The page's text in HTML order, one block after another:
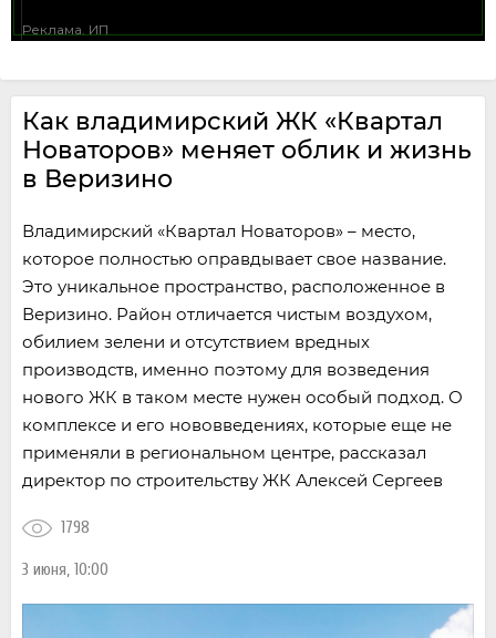
Как владимирский ЖК «Квартал
Новаторов» меняет облик и жизнь
в Веризино
Владимирский «Квартал Новаторов» – место,
которое полностью оправдывает свое название.
Это уникальное пространство, расположенное в
Веризино. Район отличается чистым воздухом,
обилием зелени и отсутствием вредных
производств, именно поэтому для возведения
нового ЖК в таком месте нужен особый подход. О
комплексе и его нововведениях, которые еще не
применяли в региональном центре, рассказал
директор по строительству ЖК Алексей Сергеев
3 июня, 10:00
1798